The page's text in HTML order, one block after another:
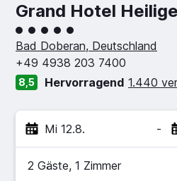
Grand Hotel
Bewertungskategorie 5
Bad Doberan, Deutschland
+49 4938 203 7400
8,5 Hervorragend 1.440
Mi 12.8. -
2 Gäste, 1 Zimmer